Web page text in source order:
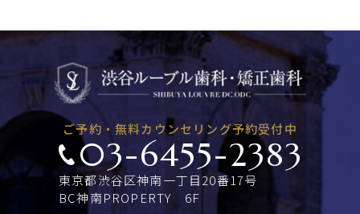
ご予約・無料カウンセリング予約受付中
03-6455-2383
東京都渋谷区神南一丁目20番17号
BC神南PROPERTY 6F